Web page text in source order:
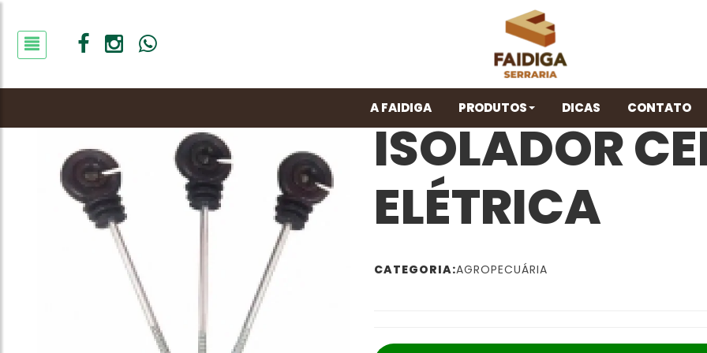
A FAIDIGA PRODUTOS DICAS CONTATO
Agropecuária Isolador Cerca Elétrica
ISOLADOR
ELÉTRICA
CATEGORIA:AGROPECUÁRIA